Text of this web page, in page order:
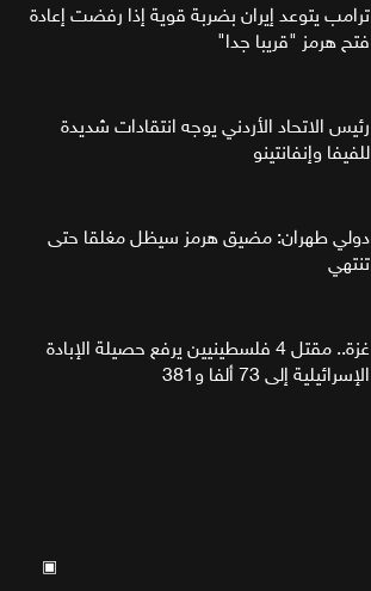
ترامب يتوعد إيران بضربة قوية إذا رفضت إعادة
فتح هرمز "قريبا جدا"
رئيس الاتحاد الأردني يوجه انتقادات شديدة
للفيفا وإنفانتينو
دولي طهران: مضيق هرمز سيظل مغلقا حتى
تنتهي
غزة.. مقتل 4 فلسطينيين يرفع حصيلة الإبادة
الإسرائيلية إلى 73 ألفا و381
▣